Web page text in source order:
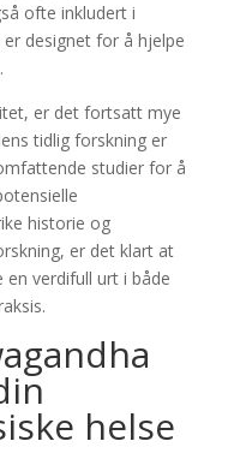
ofte inkludert i
designet for å hjelpe
er det fortsatt mye
tidlig forskning er
studier for å
historie og
er det klart at
verdifull urt i både
helse